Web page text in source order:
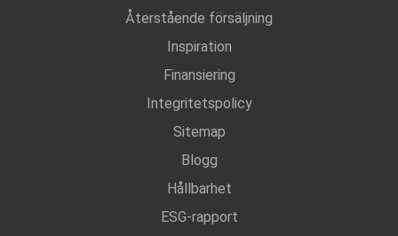
Återstående försäljning
Inspiration
Finansiering
Integritetspolicy
Sitemap
Blogg
Hållbarhet
ESG-rapport